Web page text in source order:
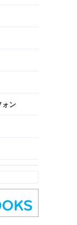
ォン